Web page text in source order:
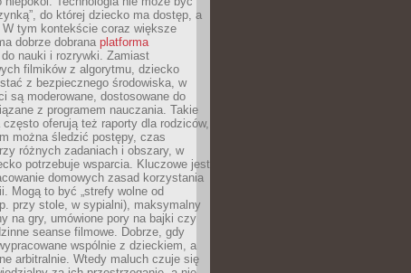
do której dziecko ma dostęp, a
W tym kontekście coraz większe
dobrze dobrana platforma
nauki i rozrywki. Zamiast
filmików z algorytmu, dziecko
z bezpiecznego środowiska, w
są moderowane, dostosowane do
z programem nauczania. Takie
często oferują też raporty dla rodziców,
można śledzić postępy, czas
różnych zadaniach i obszary, w
potrzebuje wsparcia. Kluczowe jest
domowych zasad korzystania
Mogą to być „strefy wolne od
przy stole, w sypialni), maksymalny
na gry, umówione pory na bajki czy
seanse filmowe. Dobrze, gdy
wspólnie z dzieckiem, a
arbitralnie. Wtedy maluch czuje się